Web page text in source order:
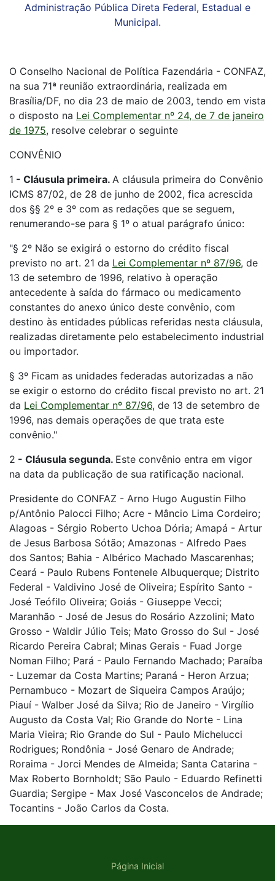
Administração Pública Direta Federal, Estadual e
Municipal.
O Conselho Nacional de Política Fazendária - CONFAZ,
na sua 71ª reunião extraordinária, realizada em
Brasília/DF, no dia 23 de maio de 2003, tendo em vista
o disposto na Lei Complementar nº 24, de 7 de janeiro
de 1975, resolve celebrar o seguinte
CONVÊNIO
1 - Cláusula primeira. A cláusula primeira do Convênio
ICMS 87/02, de 28 de junho de 2002, fica acrescida
dos §§ 2º e 3º com as redações que se seguem,
renumerando-se para § 1º o atual parágrafo único:
"§ 2º Não se exigirá o estorno do crédito fiscal
previsto no art. 21 da Lei Complementar nº 87/96, de
13 de setembro de 1996, relativo à operação
antecedente à saída do fármaco ou medicamento
constantes do anexo único deste convênio, com
destino às entidades públicas referidas nesta cláusula,
realizadas diretamente pelo estabelecimento industrial
ou importador.
§ 3º Ficam as unidades federadas autorizadas a não
se exigir o estorno do crédito fiscal previsto no art. 21
da Lei Complementar nº 87/96, de 13 de setembro de
1996, nas demais operações de que trata este
convênio."
2 - Cláusula segunda. Este convênio entra em vigor
na data da publicação de sua ratificação nacional.
Presidente do CONFAZ - Arno Hugo Augustin Filho
p/Antônio Palocci Filho; Acre - Mâncio Lima Cordeiro;
Alagoas - Sérgio Roberto Uchoa Dória; Amapá - Artur
de Jesus Barbosa Sótão; Amazonas - Alfredo Paes
dos Santos; Bahia - Albérico Machado Mascarenhas;
Ceará - Paulo Rubens Fontenele Albuquerque; Distrito
Federal - Valdivino José de Oliveira; Espírito Santo -
José Teófilo Oliveira; Goiás - Giuseppe Vecci;
Maranhão - José de Jesus do Rosário Azzolini; Mato
Grosso - Waldir Júlio Teis; Mato Grosso do Sul - José
Ricardo Pereira Cabral; Minas Gerais - Fuad Jorge
Noman Filho; Pará - Paulo Fernando Machado; Paraíba
- Luzemar da Costa Martins; Paraná - Heron Arzua;
Pernambuco - Mozart de Siqueira Campos Araújo;
Piauí - Walber José da Silva; Rio de Janeiro - Virgílio
Augusto da Costa Val; Rio Grande do Norte - Lina
Maria Vieira; Rio Grande do Sul - Paulo Michelucci
Rodrigues; Rondônia - José Genaro de Andrade;
Roraima - Jorci Mendes de Almeida; Santa Catarina -
Max Roberto Bornholdt; São Paulo - Eduardo Refinetti
Guardia; Sergipe - Max José Vasconcelos de Andrade;
Tocantins - João Carlos da Costa.
Página Inicial